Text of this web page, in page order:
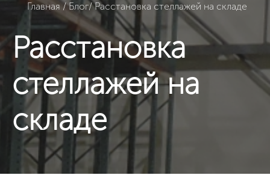
Главная / Блог/ Расстановка стеллажей на складе
Расстановка
стеллажей на
складе